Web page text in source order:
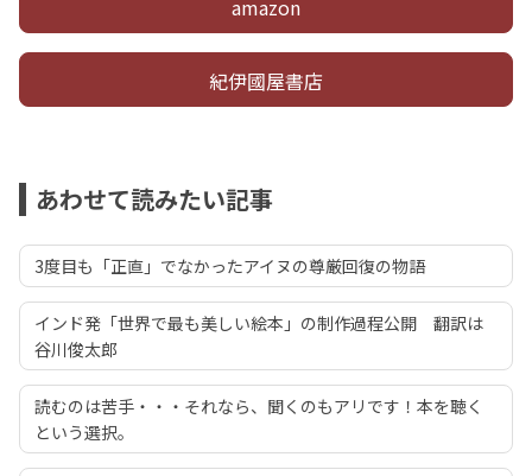
amazon
紀伊國屋書店
あわせて読みたい記事
3度目も「正直」でなかったアイヌの尊厳回復の物語
インド発「世界で最も美しい絵本」の制作過程公開 翻訳は
谷川俊太郎
読むのは苦手・・・それなら、聞くのもアリです！本を聴く
という選択。